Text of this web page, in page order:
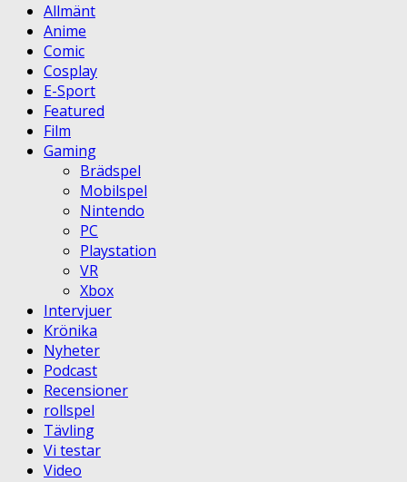
Allmänt
Anime
Comic
Cosplay
E-Sport
Featured
Film
Gaming
Brädspel
Mobilspel
Nintendo
PC
Playstation
VR
Xbox
Intervjuer
Krönika
Nyheter
Podcast
Recensioner
rollspel
Tävling
Vi testar
Video